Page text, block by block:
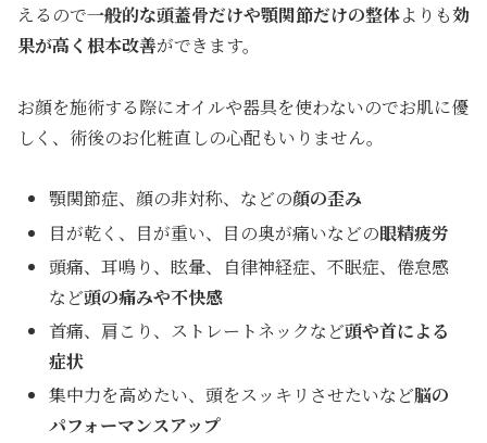
えるので一般的な頭蓋骨だけや顎関節だけの整体よりも効
果が高く根本改善ができます。
お顔を施術する際にオイルや器具を使わないのでお肌に優
しく、術後のお化粧直しの心配もいりません。
顎関節症、顔の非対称、などの顔の歪み
目が乾く、目が重い、目の奥が痛いなどの眼精疲労
頭痛、耳鳴り、眩暈、自律神経症、不眠症、倦怠感
など頭の痛みや不快感
首痛、肩こり、ストレートネックなど頭や首による
症状
集中力を高めたい、頭をスッキリさせたいなど脳の
パフォーマンスアップ